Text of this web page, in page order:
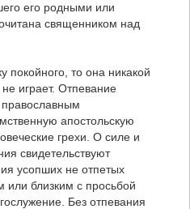
его родными или
священником над
покойного, то она никакой
играет. Отпевание
апостольскую
грехи. О силе и
свидетельствуют
усопших не отпетых
или близким с просьбой
Без отпевания